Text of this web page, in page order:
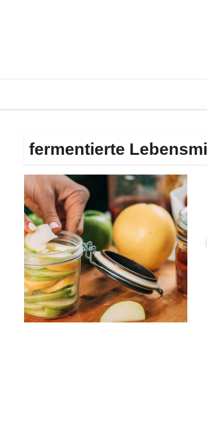
fermentierte